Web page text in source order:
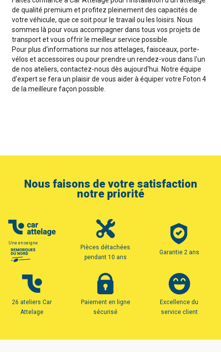
de qualité premium et profitez pleinement des capacités de
votre véhicule, que ce soit pour le travail ou les loisirs. Nous
sommes là pour vous accompagner dans tous vos projets de
transport et vous offrir le meilleur service possible.
Pour plus d'informations sur nos attelages, faisceaux, porte-
vélos et accessoires ou pour prendre un rendez-vous dans l'un
de nos ateliers, contactez-nous dès aujourd'hui. Notre équipe
d'expert se fera un plaisir de vous aider à équiper votre Foton 4
de la meilleure façon possible.
Nous faisons de votre satisfaction
notre priorité
Une enseigne
Pièces détachées
pendant 10 ans
Garantie 2 ans
26 ateliers Car
Attelage
Paiement en ligne
sécurisé
Excellence du
service client